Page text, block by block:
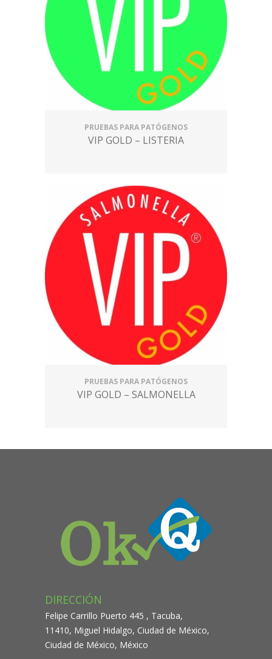
PRUEBAS PARA PATÓGENOS
VIP GOLD – LISTERIA
PRUEBAS PARA PATÓGENOS
VIP GOLD – SALMONELLA
DIRECCIÓN
Felipe Carrillo Puerto 445 , Tacuba,
11410, Miguel Hidalgo, Ciudad de México,
Ciudad de México, México